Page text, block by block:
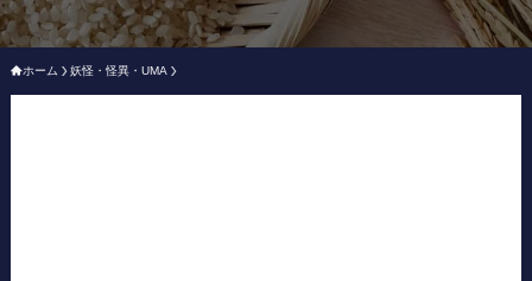
ホーム 妖怪・怪異・UMA